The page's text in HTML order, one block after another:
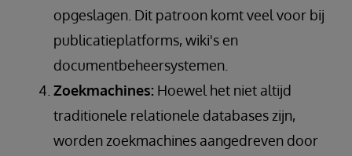
opgeslagen. Dit patroon komt veel voor bij
publicatieplatforms, wiki's en
documentbeheersystemen.
Zoekmachines: Hoewel het niet altijd
traditionele relationele databases zijn,
worden zoekmachines aangedreven door